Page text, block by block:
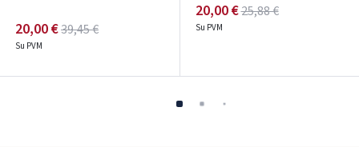
20,00 €39,45 €
Su PVM
20,00 €25,88 €
Su PVM